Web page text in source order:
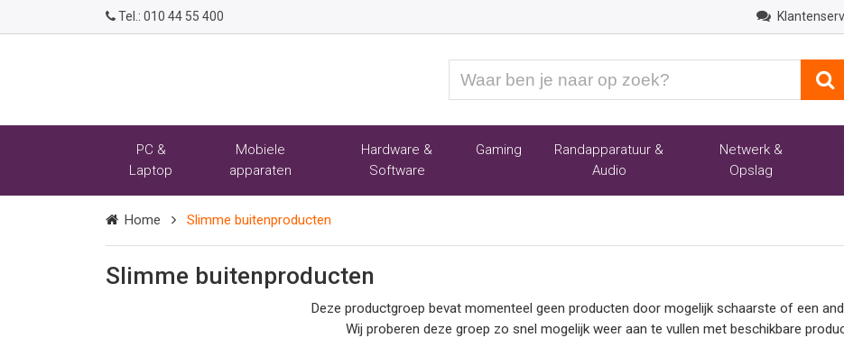
Tel.: 010 44 55 400
ben
naar
PC &
Laptop
Mobiele
apparaten
Hardware &
Software
Gaming
Randapparatuur &
Audio
Netwerk &
Opslag
Home Slimme buitenproducten
Slimme buitenproducten
Deze productgroep bevat momenteel geen producten door mogelijk schaarste of een
Wij proberen deze groep zo snel mogelijk weer aan te vullen met beschikbare